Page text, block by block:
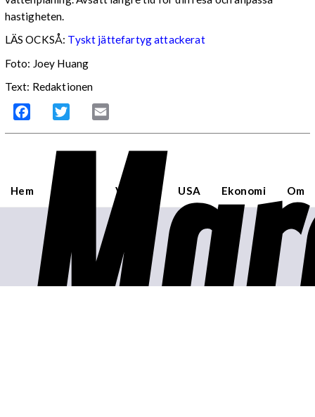
hastigheten.
LÄS OCKSÅ: Tyskt jättefartyg attackerat
Foto: Joey Huang
Text: Redaktionen
Facebook Twitter
Hem Världen USA Ekonomi Om